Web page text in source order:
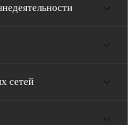
сетей